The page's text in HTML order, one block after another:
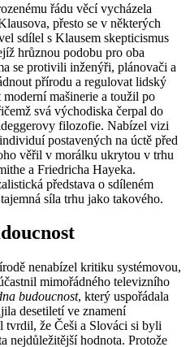
řádu věcí vycházela
přesto se v některých
sdílel s Klausem skepticismus
hrůznou podobu pro oba
se protivili inženýři, plánovači a
přírodu a regulovat lidský
mašinerie a toužil po
svá východiska čerpal do
filozofie. Nabízel vizi
postavených na úctě před
věřil v morálku ukrytou v trhu
a Friedricha Hayeka.
představa o sdíleném
síla trhu jako takového.
nenabízel kritiku systémovou,
mimořádného televizního
budoucnost, který uspořádala
desetiletí ve znamení
tvrdil, že Češi a Slováci si byli
nejdůležitější hodnota. Protože